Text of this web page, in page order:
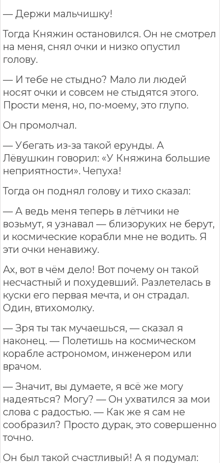
— Держи мальчишку!
Тогда Княжин остановился. Он не смотрел
на меня, снял очки и низко опустил
голову.
— И тебе не стыдно? Мало ли людей
носят очки и совсем не стыдятся этого.
Прости меня, но, по-моему, это глупо.
Он промолчал.
— Убегать из-за такой ерунды. А
Лёвушкин говорил: «У Княжина большие
неприятности». Чепуха!
Тогда он поднял голову и тихо сказал:
— А ведь меня теперь в лётчики не
возьмут, я узнавал — близоруких не берут,
и космические корабли мне не водить. Я
эти очки ненавижу.
Ах, вот в чём дело! Вот почему он такой
несчастный и похудевший. Разлетелась в
куски его первая мечта, и он страдал.
Один, втихомолку.
— Зря ты так мучаешься, — сказал я
наконец. — Полетишь на космическом
корабле астрономом, инженером или
врачом.
— Значит, вы думаете, я всё же могу
надеяться? Могу? — Он ухватился за мои
слова с радостью. — Как же я сам не
сообразил? Просто дурак, это совершенно
точно.
Он был такой счастливый! А я подумал: